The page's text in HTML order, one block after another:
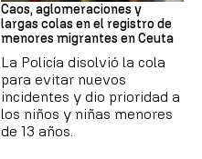
Caos, aglomeraciones y
largas colas en el registro de
menores migrantes en Ceuta
La Policía disolvió la cola
para evitar nuevos
incidentes y dio prioridad a
los niños y niñas menores
de 13 años.